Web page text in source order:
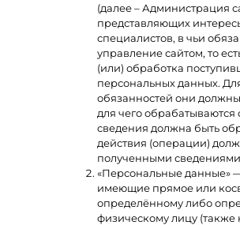
(далее – Администрация
представляющих
специалистов, в чьи
управление сайтом, то
(или) обработка
персональных данных.
обязанностей они должны
для чего обрабатываются
сведения должна быть
действия (операции)
полученными
«Персональные данные»
имеющие прямое или
определённому либо
физическому лицу